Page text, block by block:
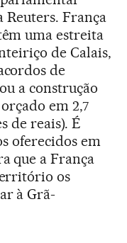
França
uma estreita
de Calais,
de
a construção
em 2,7
de reais). É
oferecidos em
que a França
os
à Grã-